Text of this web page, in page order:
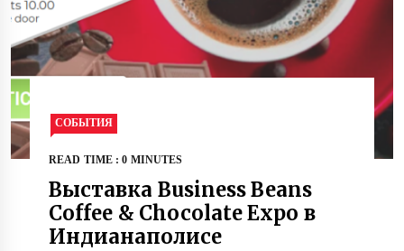
СОБЫТИЯ
READ TIME : 0 MINUTES
Выставка Business Beans
Coffee & Chocolate Expo в
Индианаполисе